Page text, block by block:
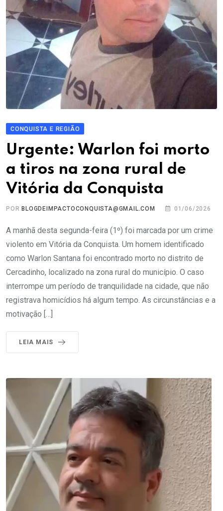
CONQUISTA E REGIÃO
Urgente: Warlon foi morto
a tiros na zona rural de
Vitória da Conquista
POR BLOGDEIMPACTOCONQUISTA@GMAIL.COM 01/06/2026
A manhã desta segunda-feira (1º) foi marcada por um crime
violento em Vitória da Conquista. Um homem identificado
como Warlon Santana foi encontrado morto no distrito de
Cercadinho, localizado na zona rural do município. O caso
interrompe um período de tranquilidade na cidade, que não
registrava homicídios há algum tempo. As circunstâncias e a
motivação […]
LEIA MAIS